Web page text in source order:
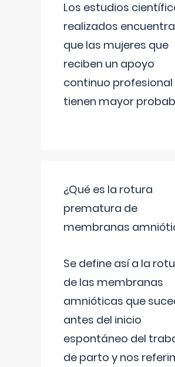
Los estudios
realizados
que las mujeres que
reciben un apoyo
continuo profesional
tienen mayor probab
¿Qué es la rotura
prematura de
membranas
Se define así a la
de las membranas
amnióticas que
antes del inicio
espontáneo del
de parto y nos